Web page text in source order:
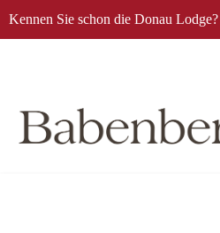
Kennen Sie schon die Donau Lodge?